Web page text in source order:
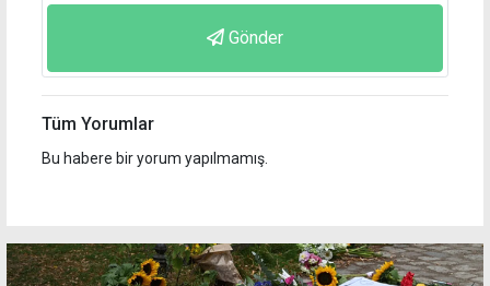
Gönder
Tüm Yorumlar
Bu habere bir yorum yapılmamış.